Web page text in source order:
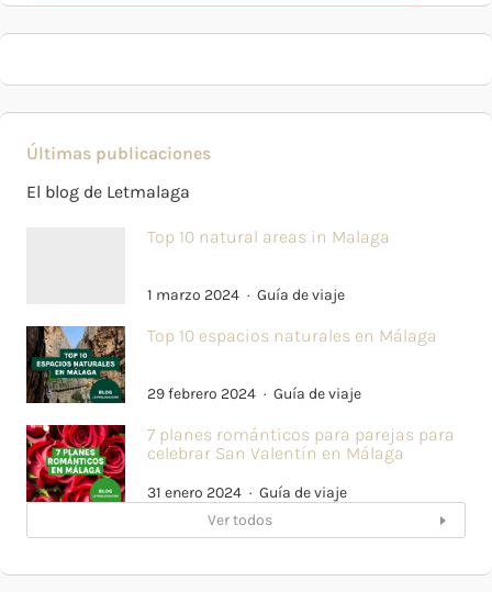
Últimas publicaciones
El blog de Letmalaga
Top 10 natural areas in Malaga
1 marzo 2024 Guía de viaje
Top 10 espacios naturales en Málaga
29 febrero 2024 Guía de viaje
7 planes románticos para parejas para
celebrar San Valentín en Málaga
31 enero 2024
Guía de viaje
Ver todos